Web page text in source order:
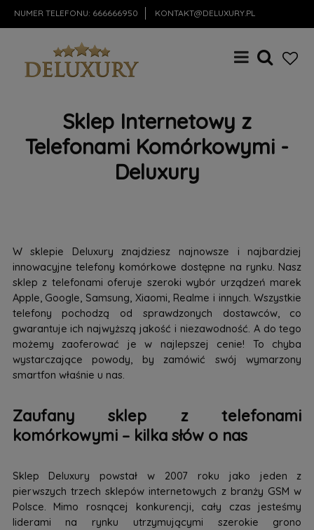
NUMER TELEFONU: 666666950 KONTAKT@DELUXURY.PL
Sklep Internetowy z
Telefonami Komórkowymi -
Deluxury
W sklepie Deluxury znajdziesz najnowsze i najbardziej
innowacyjne telefony komórkowe dostępne na rynku. Nasz
sklep z telefonami oferuje szeroki wybór urządzeń marek
Apple, Google, Samsung, Xiaomi, Realme i innych. Wszystkie
telefony pochodzą od sprawdzonych dostawców, co
gwarantuje ich najwyższą jakość i niezawodność. A do tego
możemy zaoferować je w najlepszej cenie! To chyba
wystarczające powody, by zamówić swój wymarzony
smartfon właśnie u nas.
Zaufany sklep z telefonami
komórkowymi – kilka słów o nas
Sklep Deluxury powstał w 2007 roku jako jeden z
pierwszych trzech sklepów internetowych z branży GSM w
Polsce. Mimo rosnącej konkurencji, cały czas jesteśmy
liderami na rynku utrzymującymi szerokie grono